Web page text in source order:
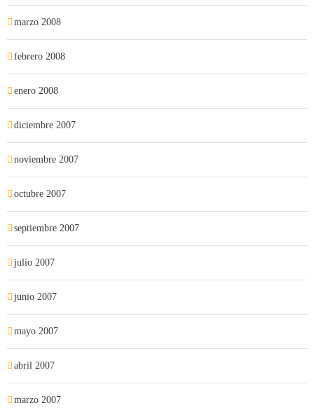
marzo 2008
febrero 2008
enero 2008
diciembre 2007
noviembre 2007
octubre 2007
septiembre 2007
julio 2007
junio 2007
mayo 2007
abril 2007
marzo 2007